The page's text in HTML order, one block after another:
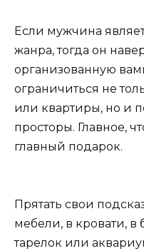
Если мужчина
жанра, тогда он
организованную
ограничиться не
или квартиры, но и
просторы. Главное,
главный подарок.
Прятать свои
мебели, в кровати, в
тарелок или